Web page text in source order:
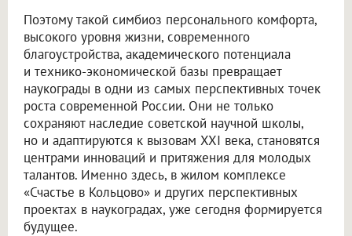
Поэтому такой симбиоз персонального комфорта,
высокого уровня жизни, современного
благоустройства, академического потенциала
и технико-экономической базы превращает
наукограды в одни из самых перспективных точек
роста современной России. Они не только
сохраняют наследие советской научной школы,
но и адаптируются к вызовам XXI века, становятся
центрами инноваций и притяжения для молодых
талантов. Именно здесь, в жилом комплексе
«Счастье в Кольцово» и других перспективных
проектах в наукоградах, уже сегодня формируется
будущее.